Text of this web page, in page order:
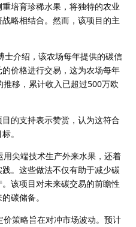
培育珍稀水果，将独特的农业
略相结合。然而，该项目的主
士介绍，该农场每年提供的碳信
价格进行交易，这为农场每年
移，累计收入已超过500万欧
的支持表示赞赏，认为这符合
。
尖端技术生产外来水果，还着
。这些做法不仅有助于减少碳
该项目对未来碳交易的前瞻性
碳储备。
策略旨在对冲市场波动。预计